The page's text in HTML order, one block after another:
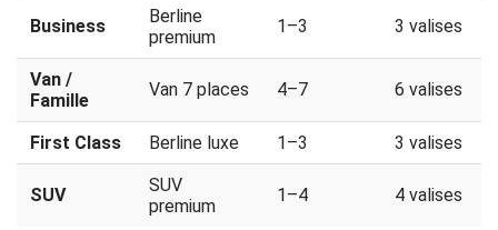
Business
Berline
premium
1–3 3 valises
Van /
Famille
Van 7 places 4–7 6 valises
First Class Berline luxe 1–3 3 valises
SUV
SUV
premium
1–4 4 valises